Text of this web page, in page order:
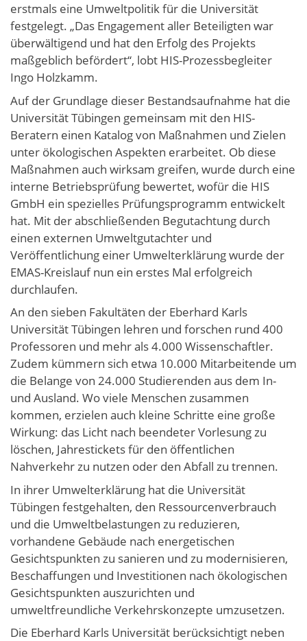
erstmals eine Umweltpolitik für die Universität
festgelegt. „Das Engagement aller Beteiligten war
überwältigend und hat den Erfolg des Projekts
maßgeblich befördert“, lobt HIS-Prozessbegleiter
Ingo Holzkamm.
Auf der Grundlage dieser Bestandsaufnahme hat die
Universität Tübingen gemeinsam mit den HIS-
Beratern einen Katalog von Maßnahmen und Zielen
unter ökologischen Aspekten erarbeitet. Ob diese
Maßnahmen auch wirksam greifen, wurde durch eine
interne Betriebsprüfung bewertet, wofür die HIS
GmbH ein spezielles Prüfungsprogramm entwickelt
hat. Mit der abschließenden Begutachtung durch
einen externen Umweltgutachter und
Veröffentlichung einer Umwelterklärung wurde der
EMAS-Kreislauf nun ein erstes Mal erfolgreich
durchlaufen.
An den sieben Fakultäten der Eberhard Karls
Universität Tübingen lehren und forschen rund 400
Professoren und mehr als 4.000 Wissenschaftler.
Zudem kümmern sich etwa 10.000 Mitarbeitende um
die Belange von 24.000 Studierenden aus dem In-
und Ausland. Wo viele Menschen zusammen
kommen, erzielen auch kleine Schritte eine große
Wirkung: das Licht nach beendeter Vorlesung zu
löschen, Jahrestickets für den öffentlichen
Nahverkehr zu nutzen oder den Abfall zu trennen.
In ihrer Umwelterklärung hat die Universität
Tübingen festgehalten, den Ressourcenverbrauch
und die Umweltbelastungen zu reduzieren,
vorhandene Gebäude nach energetischen
Gesichtspunkten zu sanieren und zu modernisieren,
Beschaffungen und Investitionen nach ökologischen
Gesichtspunkten auszurichten und
umweltfreundliche Verkehrskonzepte umzusetzen.
Die Eberhard Karls Universität berücksichtigt neben